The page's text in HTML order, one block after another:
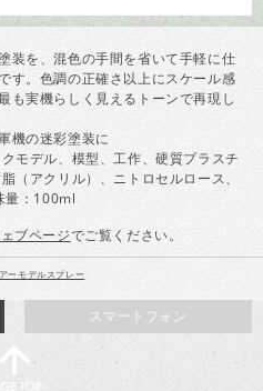
装を、混色の手間を省いて手軽に仕
す。色調の正確さ以上にスケール感
も実機らしく見えるトーンで再現し
機の迷彩塗装に
モデル、模型、工作、硬質プラスチ
（アクリル）、ニトロセルロース、
量：100ml
ブページでご覧ください。
ーモデルスプレー
スマートフォン